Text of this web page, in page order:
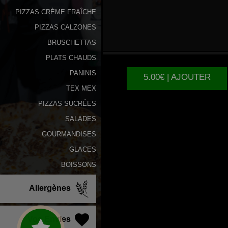
PIZZAS CRÈME FRAÎCHE
PIZZAS CALZONES
BRUSCHETTAS
PLATS CHAUDS
PANINIS
TEX MEX
PIZZAS SUCRÉES
SALADES
GOURMANDISES
GLACES
BOISSONS
Allergènes
Vos Envies
5.00€ | AJOUTER